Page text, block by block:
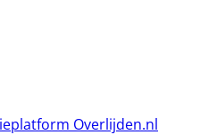
Overlijden.nl